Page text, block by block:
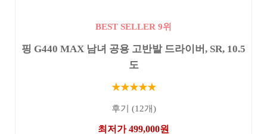
BEST SELLER 9위
핑 G440 MAX 남녀 공용 고반발 드라이버, SR, 10.5
도
★★★★★
후기 (12개)
최저가 499,000원